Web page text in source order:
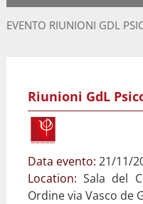
EVENTO RIUNIONI GDL
Riunioni GdL
Data evento: 21/11/
Location:Sala del
Ordine via Vasco de